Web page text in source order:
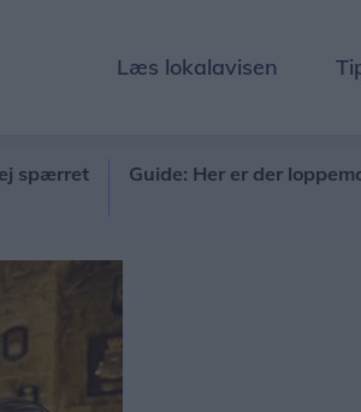
Læs lokalavisen
Guide: Her er der loppemarked